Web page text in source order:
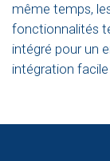
même temps,
fonctionnalités
intégré pour un
intégration